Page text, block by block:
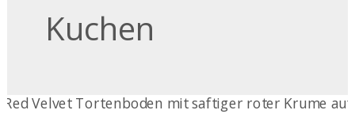
Kuchen
Red-